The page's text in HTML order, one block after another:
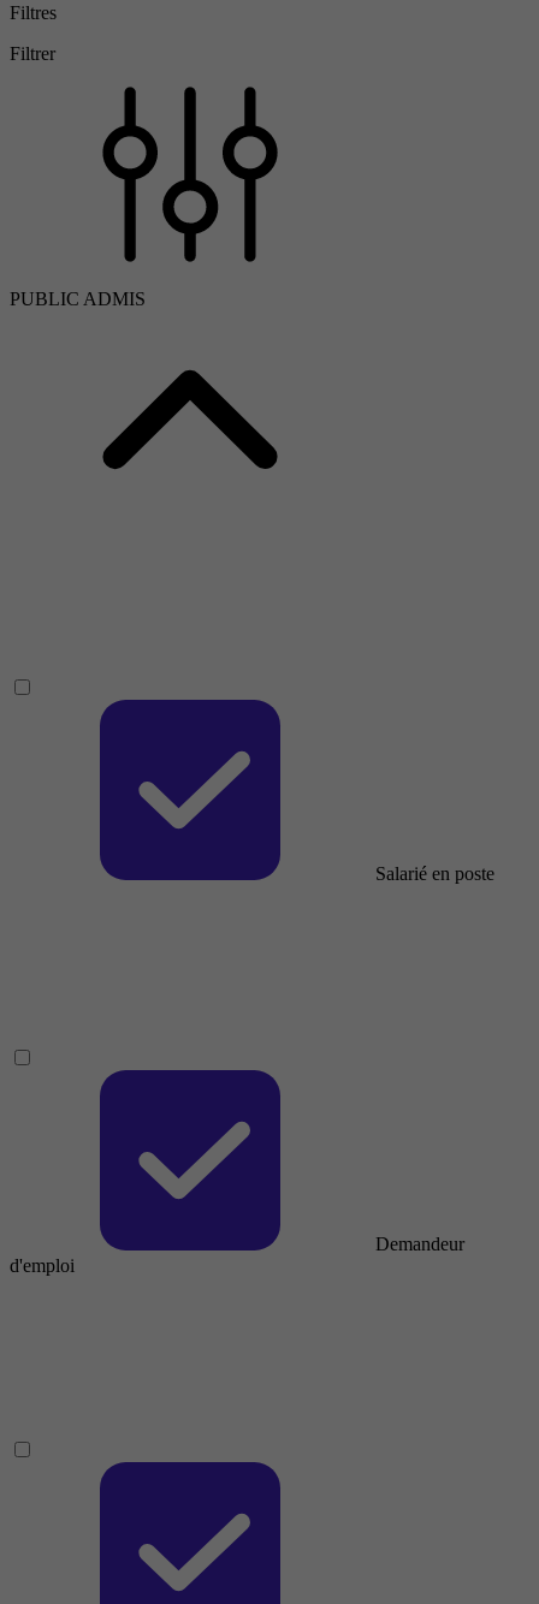
Filtres
Filtrer
PUBLIC ADMIS
Salarié en poste
Demandeur
d'emploi